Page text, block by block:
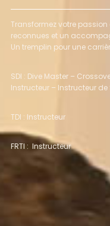
Transformez votre
reconnues et un
Un tremplin pour une
SDI : Dive Master –
Instructeur – Instructeur
TDI : Instructeur
FRTI : Instructeur